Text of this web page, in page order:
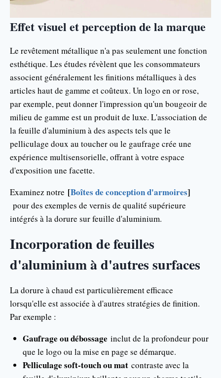
Effet visuel et perception de la marque
Le revêtement métallique n'a pas seulement une fonction
esthétique. Les études révèlent que les consommateurs
associent généralement les finitions métalliques à des
articles haut de gamme et coûteux. Un logo en or rose,
par exemple, peut donner l'impression qu'un bougeoir de
milieu de gamme est un produit de luxe. L'association de
la feuille d'aluminium à des aspects tels que le
pelliculage doux au toucher ou le gaufrage crée une
expérience multisensorielle, offrant à votre espace
d'exposition une facette.
Examinez notre [Boîtes de conception d'armoires]
pour des exemples de vernis de qualité supérieure
intégrés à la dorure sur feuille d'aluminium.
Incorporation de feuilles
d'aluminium à d'autres surfaces
La dorure à chaud est particulièrement efficace
lorsqu'elle est associée à d'autres stratégies de finition.
Par exemple :
Gaufrage ou débossage inclut de la profondeur pour
que le logo ou la mise en page se démarque.
Pelliculage soft-touch ou mat contraste avec la